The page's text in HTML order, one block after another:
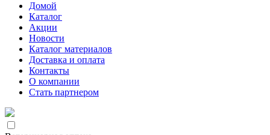
Домой
Каталог
Акции
Новости
Каталог материалов
Доставка и оплата
Контакты
О компании
Стать партнером